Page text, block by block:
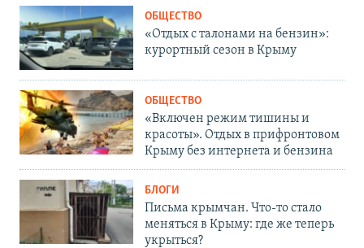
ОБЩЕСТВО
«Отдых с талонами на бензин»:
курортный сезон в Крыму
ОБЩЕСТВО
«Включен режим тишины и
красоты». Отдых в прифронтовом
Крыму без интернета и бензина
БЛОГИ
Письма крымчан. Что-то стало
меняться в Крыму: где же теперь
укрыться?